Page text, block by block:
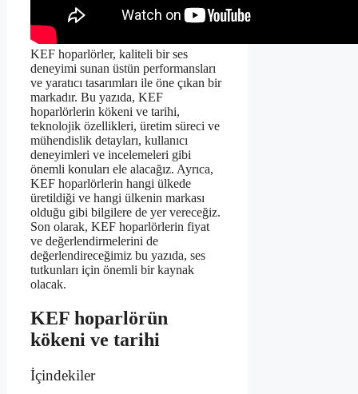
KEF hoparlörler, kaliteli bir ses
deneyimi sunan üstün performansları
ve yaratıcı tasarımları ile öne çıkan bir
markadır. Bu yazıda, KEF
hoparlörlerin kökeni ve tarihi,
teknolojik özellikleri, üretim süreci ve
mühendislik detayları, kullanıcı
deneyimleri ve incelemeleri gibi
önemli konuları ele alacağız. Ayrıca,
KEF hoparlörlerin hangi ülkede
üretildiği ve hangi ülkenin markası
olduğu gibi bilgilere de yer vereceğiz.
Son olarak, KEF hoparlörlerin fiyat
ve değerlendirmelerini de
değerlendireceğimiz bu yazıda, ses
tutkunları için önemli bir kaynak
olacak.
KEF hoparlörün
kökeni ve tarihi
İçindekiler